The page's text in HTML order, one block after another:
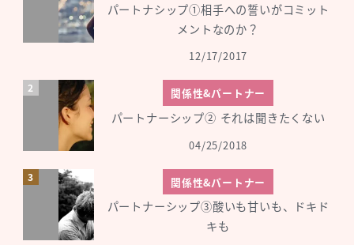
パートナシップ①相手への誓いがコミット
メントなのか？
12/17/2017
関係性&パートナー
パートナーシップ② それは聞きたくない
04/25/2018
関係性&パートナー
パートナーシップ③酸いも甘いも、ドキド
キも